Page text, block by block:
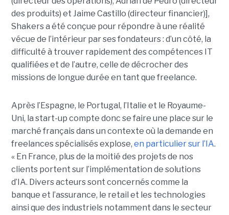
des produits) et Jaime Castillo (directeur financier)],
Shakers a été conçue pour répondre à une réalité
vécue de l’intérieur par ses fondateurs : d’un côté, la
difficulté à trouver rapidement des compétences IT
qualifiées et de l’autre, celle de décrocher des
missions de longue durée en tant que freelance.
Après l’Espagne, le Portugal, l’Italie et le Royaume-
Uni, la start-up compte donc se faire une place sur le
marché français dans un contexte où la demande en
freelances spécialisés explose, en particulier sur l’IA.
« En France, plus de la moitié des projets de nos
clients portent sur l’implémentation de solutions
d’IA. Divers acteurs sont concernés comme la
banque et l’assurance, le retail et les technologies
ainsi que des industriels notamment dans le secteur